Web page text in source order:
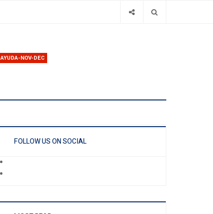
AYUDA-NOV-DEC
FOLLOW US ON SOCIAL